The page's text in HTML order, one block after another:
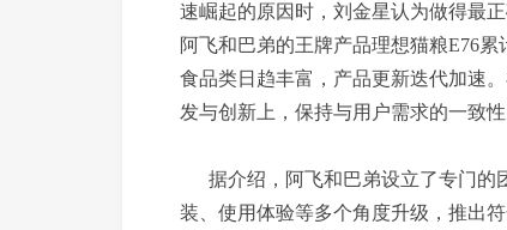
速崛起的原因时，刘金星认为做得最
阿飞和巴弟的王牌产品理想猫粮E76
食品类日趋丰富，产品更新迭代加速
发与创新上，保持与用户需求的一致性
据介绍，阿飞和巴弟设立了专门的
装、使用体验等多个角度升级，推出